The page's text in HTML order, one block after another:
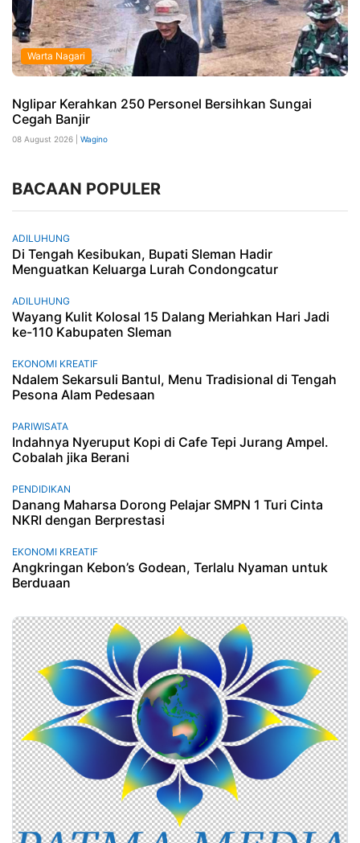
Warta Nagari
Nglipar Kerahkan 250 Personel Bersihkan Sungai
Cegah Banjir
08 August 2026 | Wagino
BACAAN POPULER
ADILUHUNG
Di Tengah Kesibukan, Bupati Sleman Hadir
Menguatkan Keluarga Lurah Condongcatur
ADILUHUNG
Wayang Kulit Kolosal 15 Dalang Meriahkan Hari Jadi
ke-110 Kabupaten Sleman
EKONOMI KREATIF
Ndalem Sekarsuli Bantul, Menu Tradisional di Tengah
Pesona Alam Pedesaan
PARIWISATA
Indahnya Nyeruput Kopi di Cafe Tepi Jurang Ampel.
Cobalah jika Berani
PENDIDIKAN
Danang Maharsa Dorong Pelajar SMPN 1 Turi Cinta
NKRI dengan Berprestasi
EKONOMI KREATIF
Angkringan Kebon’s Godean, Terlalu Nyaman untuk
Berduaan